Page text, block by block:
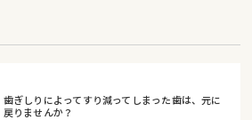
歯ぎしりによってすり減ってしまった歯は、元に
戻りませんか？